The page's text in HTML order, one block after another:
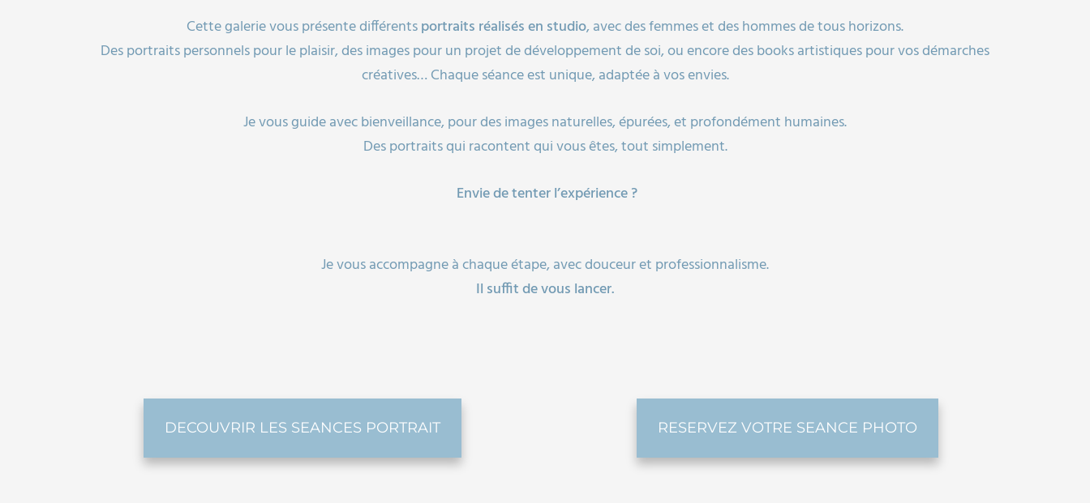
Cette galerie vous présente différentsportraits réalisés en studio, avec des femmes et des hommes de tous horizons.
Des portraits personnels pour le plaisir, des images pour un projet de développement de soi, ou encore des books artistiques pour vos démarches
créatives… Chaque séance est unique, adaptée à vos envies.
Je vous guide avec bienveillance, pour des images naturelles, épurées, et profondément humaines.
Des portraits qui racontent qui vous êtes, tout simplement.
Envie de tenter l’expérience ?
Je vous accompagne à chaque étape, avec douceur et professionnalisme.
Il suffit de vous lancer.
DECOUVRIR LES SEANCES PORTRAIT RESERVEZ VOTRE SEANCE PHOTO